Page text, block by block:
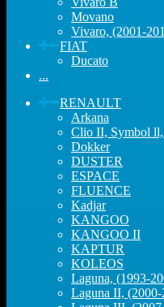
Movano
Vivaro, (2001-
FIAT
Ducato
...
RENAULT
Arkana
Clio II, Symbol
Dokker
DUSTER
ESPACE
FLUENCE
Kadjar
KANGOO
KANGOO II
KAPTUR
KOLEOS
Laguna, (1993-
Laguna II, (2000-